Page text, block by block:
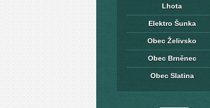
Lhota
Elektro Šunka
Obec Želivsko
Obec Brněnec
Obec Slatina